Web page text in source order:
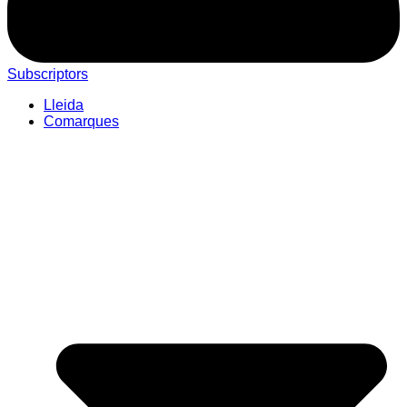
Subscriptors
Lleida
Comarques